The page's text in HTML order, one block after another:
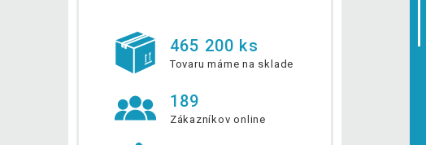
465 200 ks
Tovaru máme na sklade
189
Zákazníkov online